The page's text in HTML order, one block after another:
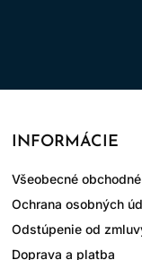
INFORMÁCIE
Všeobecné
Ochrana osobných
Odstúpenie od
Doprava a platba